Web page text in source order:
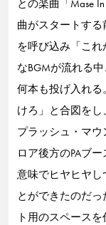
との楽曲「Mase
曲がスタートす
を呼び込み「こ
なBGMが流れる
何本も投げ入れ
けろ」と合図を
プラッシュ・マ
ロア後方のPAブ
意味でヒヤヒヤ
とができたのだ
ト用のスペース